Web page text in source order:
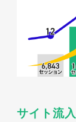
サイト流入